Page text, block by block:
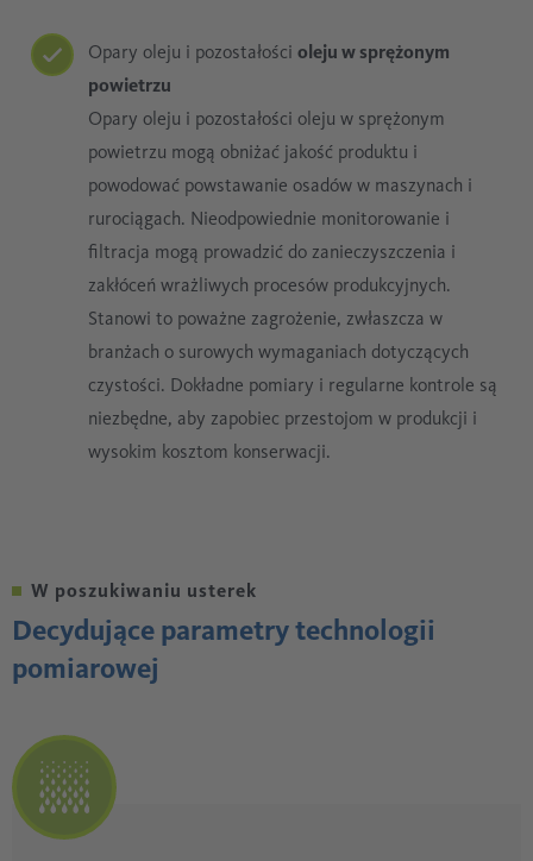
Opary oleju i pozostałości oleju w sprężonym
powietrzu
Opary oleju i pozostałości oleju w sprężonym
powietrzu mogą obniżać jakość produktu i
powodować powstawanie osadów w maszynach i
rurociągach. Nieodpowiednie monitorowanie i
filtracja mogą prowadzić do zanieczyszczenia i
zakłóceń wrażliwych procesów produkcyjnych.
Stanowi to poważne zagrożenie, zwłaszcza w
branżach o surowych wymaganiach dotyczących
czystości. Dokładne pomiary i regularne kontrole są
niezbędne, aby zapobiec przestojom w produkcji i
wysokim kosztom konserwacji.
W poszukiwaniu usterek
Decydujące parametry technologii
pomiarowej